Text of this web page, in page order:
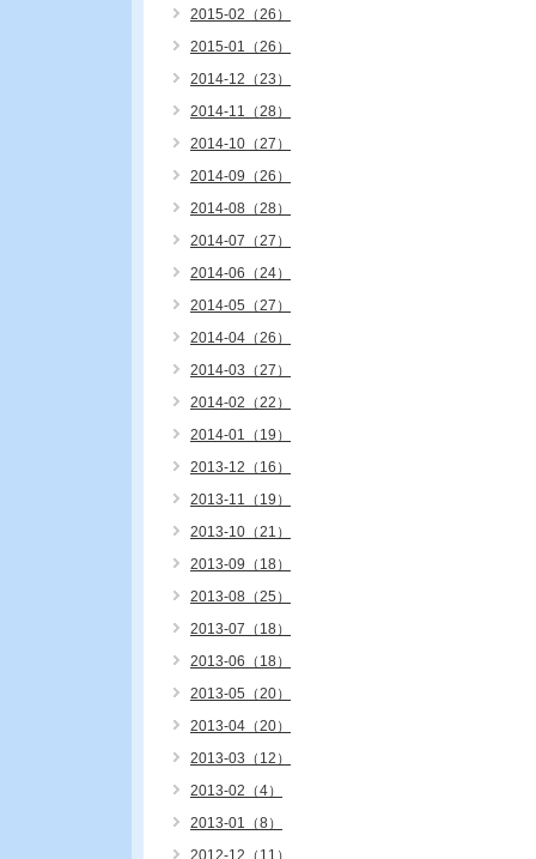
2015-02（26）
2015-01（26）
2014-12（23）
2014-11（28）
2014-10（27）
2014-09（26）
2014-08（28）
2014-07（27）
2014-06（24）
2014-05（27）
2014-04（26）
2014-03（27）
2014-02（22）
2014-01（19）
2013-12（16）
2013-11（19）
2013-10（21）
2013-09（18）
2013-08（25）
2013-07（18）
2013-06（18）
2013-05（20）
2013-04（20）
2013-03（12）
2013-02（4）
2013-01（8）
2012-12（11）